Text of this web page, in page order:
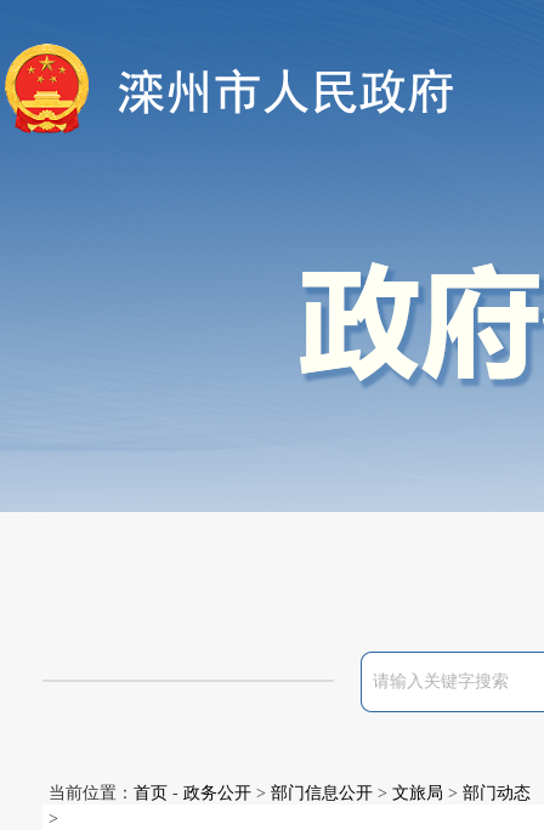
当前位置： 首页 - 政务公开 > 部门信息公开 > 文旅局 > 部门动态
>